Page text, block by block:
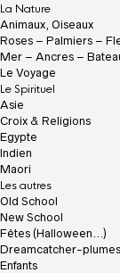
La Nature
Animaux, Oiseaux
Roses – Palmiers –
Mer – Ancres –
Le Voyage
Le Spirituel
Asie
Croix & Religions
Egypte
Indien
Maori
Les autres
Old School
New School
Fêtes (Halloween…)
Dreamcatcher-plumes
Enfants